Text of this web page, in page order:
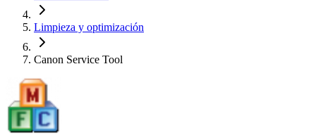
Limpieza y optimización
Canon Service Tool